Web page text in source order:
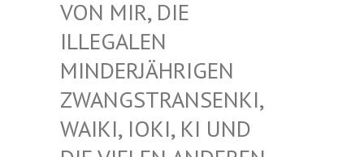
ON MIR, DIE I
LLEGALEN M
INDERJÄHRIGEN Z
WANGSTRANSENKI, W
AIKI, IOKI, KI UND D